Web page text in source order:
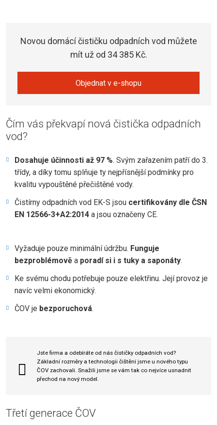
Novou domácí čističku odpadních vod můžete
mít už od 34 385 Kč.
Objednat v e-shopu
Čím vás překvapí nová čistička odpadních
vod?
Dosahuje účinnosti až 97 %. Svým zařazením patří do 3.
třídy, a díky tomu splňuje ty nejpřísnější podmínky pro
kvalitu vypouštěné přečištěné vody.
Čistírny odpadních vod EK-S jsou certifikovány dle ČSN
EN 12566-3+A2:2014 a jsou označeny CE.
Vyžaduje pouze minimální údržbu. Funguje
bezproblémověa poradí si i s tuky a saponáty.
Ke svému chodu potřebuje pouze elektřinu. Její provoz je
navíc velmi ekonomický.
ČOV je bezporuchová.
Jste firma a odebíráte od nás čističky odpadních vod?
Základní rozměry a technologii čištění jsme u nového typu
ČOV zachovali. Snažili jsme se vám tak co nejvíce usnadnit
přechod na nový model.
Třetí generace ČOV